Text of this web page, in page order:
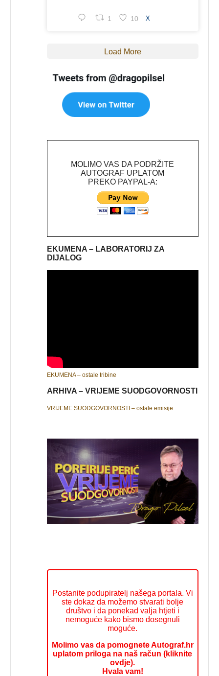
1 10 X
Load More
MOLIMO VAS DA PODRŽITE
AUTOGRAF UPLATOM
PREKO PAYPAL-A:
EKUMENA – LABORATORIJ ZA
DIJALOG
EKUMENA – ostale tribine
ARHIVA – VRIJEME SUODGOVORNOSTI
VRIJEME SUODGOVORNOSTI – ostale emisije
Postanite podupiratelj našega portala. Vi
ste dokaz da možemo stvarati bolje
društvo i da ponekad valja htjeti i
nemoguće kako bismo dosegnuli
moguće.
Molimo vas da pomognete Autograf.hr
uplatom priloga na naš račun (kliknite
ovdje).
Hvala vam!